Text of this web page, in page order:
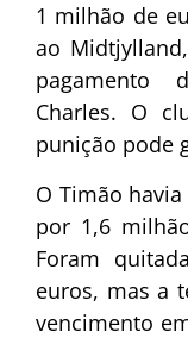
1 milhão de
ao
pagamento
Charles. O
punição pode
O Timão
por 1,6
Foram
euros, mas a
vencimento